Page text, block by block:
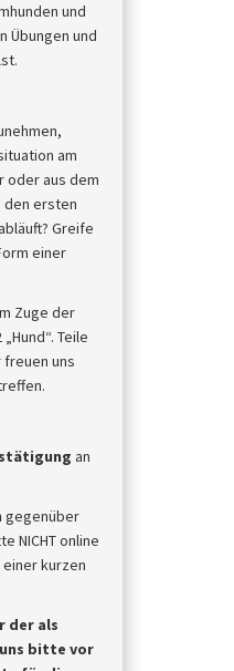
und
Übungen und
am
oder aus dem
den ersten
Greife
einer
Zuge der
Teile
freuen uns
an
gegenüber
NICHT online
kurzen
der als
bitte vor